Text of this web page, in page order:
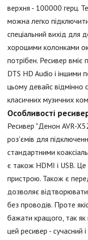
верхня - 100000 герц.
можна легко
спеціальний вихід для
хорошими колонками
потрібен. Ресивер
DTS HD Audio і іншими
цьому девайс відмінно
класичних музичних
Особливості
Ресивер "Денон AVR-
роз'ємів для
стандартними
є також HDMI і USB. Це
пристрою. Також є
дозволяє
без проводів. Проте
бажати кращого, так
цей ресивер - сучасний